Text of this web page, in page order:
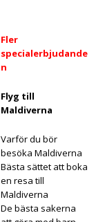
Fler
specialerbjudande
n
Flyg till
Maldiverna
Varför du bör
besöka Maldiverna
Bästa sättet att boka
en resa till
Maldiverna
De bästa sakerna